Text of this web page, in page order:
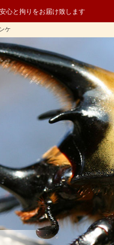
心と拘りをお届け致します
ケ